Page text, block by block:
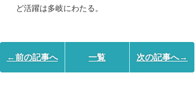
ど活躍は多岐にわたる。
←前の記事へ 一覧 次の記事へ→